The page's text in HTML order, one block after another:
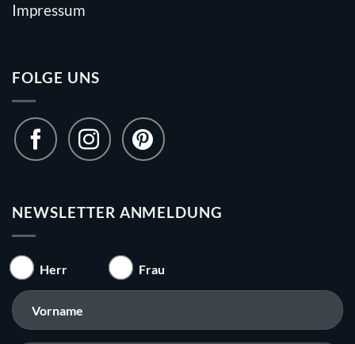
Impressum
FOLGE UNS
NEWSLETTER ANMELDUNG
Herr Frau